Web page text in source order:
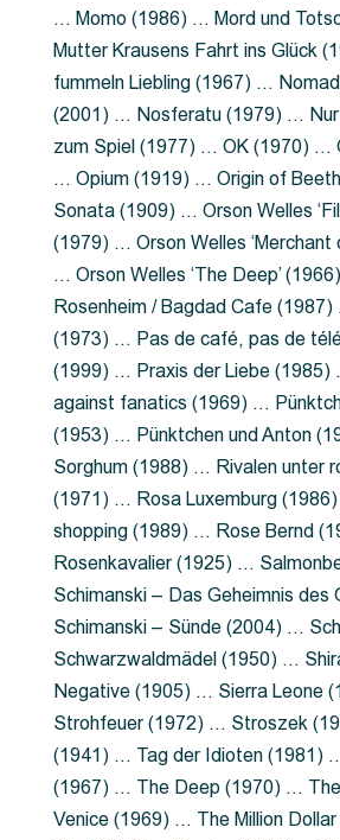
… Momo (1986) … Mord und
Mutter Krausens Fahrt ins Glück
fummeln Liebling (1967) …
(2001) … Nosferatu (1979) … Nur
zum Spiel (1977) … OK (1970) …
… Opium (1919) … Origin of
Sonata (1909) … Orson Welles
(1979) … Orson Welles ‘Merchant
… Orson Welles ‘The Deep’
Rosenheim / Bagdad Cafe
(1973) … Pas de café, pas de
(1999) … Praxis der Liebe (1985)
against fanatics (1969) …
(1953) … Pünktchen und Anton
Sorghum (1988) … Rivalen unter
(1971) … Rosa Luxemburg
shopping (1989) … Rose Bernd
Rosenkavalier (1925) …
Schimanski – Das Geheimnis
Schimanski – Sünde (2004) …
Schwarzwaldmädel (1950) …
Negative (1905) … Sierra Leone
Strohfeuer (1972) … Stroszek
(1941) … Tag der Idioten (1981)
(1967) … The Deep (1970) …
Venice (1969) … The Million